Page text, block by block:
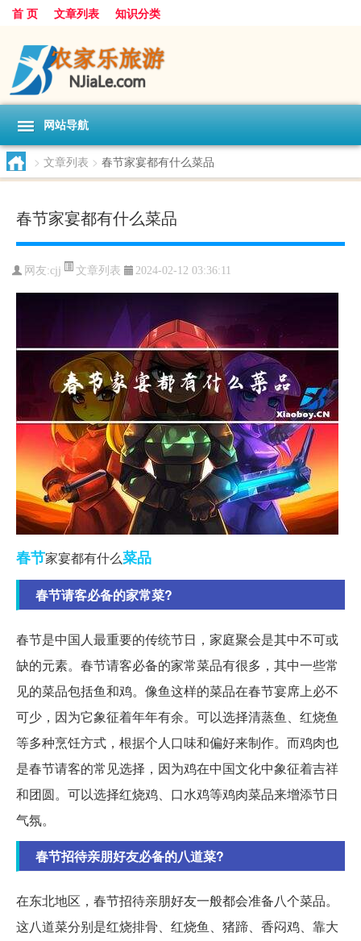
首 页 文章列表 知识分类
网站导航
> 文章列表 > 春节家宴都有什么菜品
春节家宴都有什么菜品
网友:cjj 文章列表 2024-02-12 03:36:11
春节家宴都有什么菜品
春节请客必备的家常菜?
春节是中国人最重要的传统节日，家庭聚会是其中不可或
缺的元素。春节请客必备的家常菜品有很多，其中一些常
见的菜品包括鱼和鸡。像鱼这样的菜品在春节宴席上必不
可少，因为它象征着年年有余。可以选择清蒸鱼、红烧鱼
等多种烹饪方式，根据个人口味和偏好来制作。而鸡肉也
是春节请客的常见选择，因为鸡在中国文化中象征着吉祥
和团圆。可以选择红烧鸡、口水鸡等鸡肉菜品来增添节日
气氛。
春节招待亲朋好友必备的八道菜?
在东北地区，春节招待亲朋好友一般都会准备八个菜品。
这八道菜分别是红烧排骨、红烧鱼、猪蹄、香闷鸡、靠大